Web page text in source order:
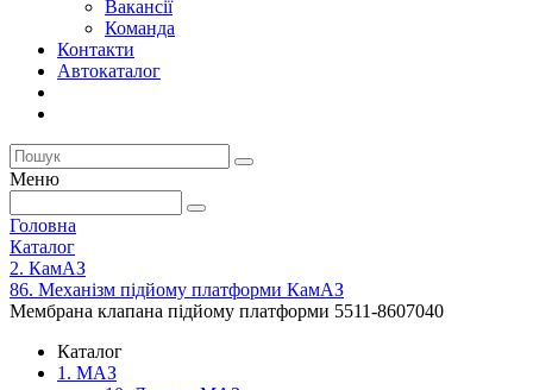
Вакансії
Команда
Контакти
Автокаталог
Меню
Головна
Каталог
2. КамАЗ
86. Механізм підйому платформи КамАЗ
Мембрана клапана підйому платформи 5511-8607040
Каталог
1. МАЗ